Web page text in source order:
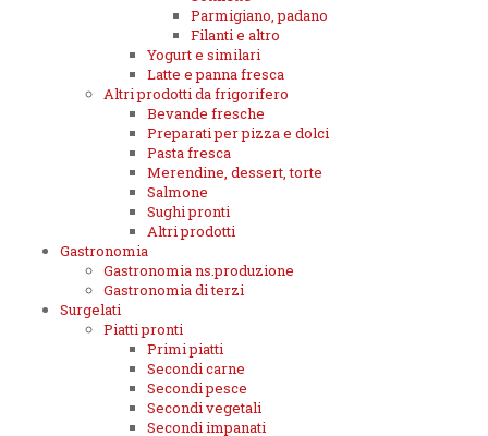
Parmigiano, padano
Filanti e altro
Yogurt e similari
Latte e panna fresca
Altri prodotti da frigorifero
Bevande fresche
Preparati per pizza e dolci
Pasta fresca
Merendine, dessert, torte
Salmone
Sughi pronti
Altri prodotti
Gastronomia
Gastronomia ns.produzione
Gastronomia di terzi
Surgelati
Piatti pronti
Primi piatti
Secondi carne
Secondi pesce
Secondi vegetali
Secondi impanati